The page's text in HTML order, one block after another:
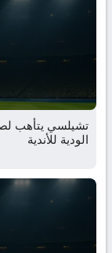
تشيلسي يتأهب
الودية للأندية